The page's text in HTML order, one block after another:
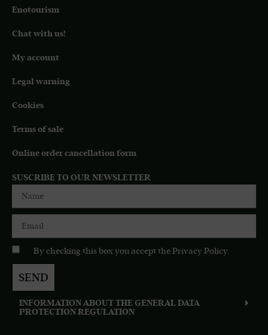
Enotourism
Chat with us!
My account
Legal warning
Cookies
Terms of sale
Online order cancellation form
SUSCRIBE TO OUR NEWSLETTER
By checking this box you accept the Privacy Policy.
SEND
INFORMATION ABOUT THE GENERAL DATA
PROTECTION REGULATION